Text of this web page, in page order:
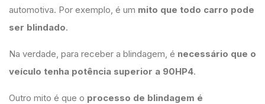
automotiva. Por exemplo, é um mito que todo carro pode
ser blindado.
Na verdade, para receber a blindagem, é necessário que o
veículo tenha potência superior a 90HP4.
Outro mito é que o processo de blindagem é